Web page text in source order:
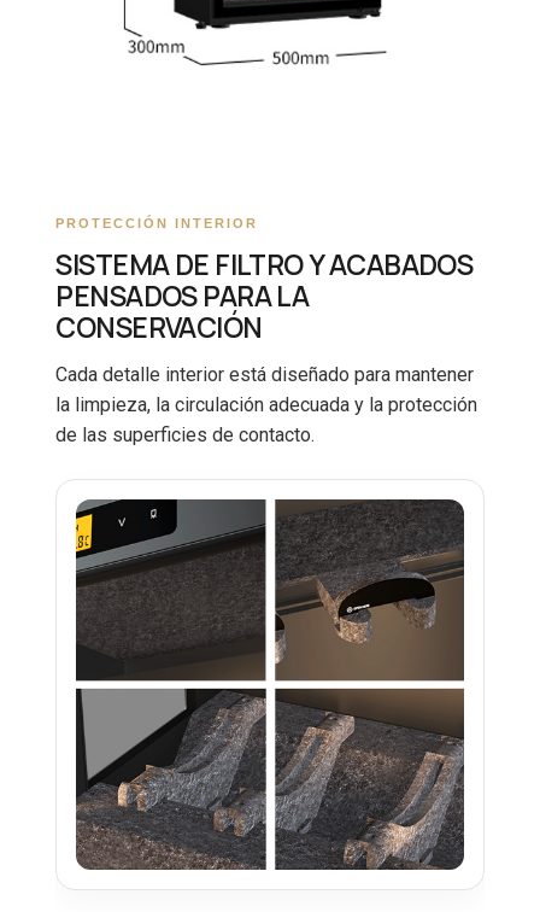
PROTECCIÓN INTERIOR
SISTEMA DE FILTRO Y ACABADOS
PENSADOS PARA LA
CONSERVACIÓN
Cada detalle interior está diseñado para mantener
la limpieza, la circulación adecuada y la protección
de las superficies de contacto.